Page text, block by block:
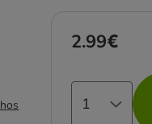
Preço 2.99€
2.99€